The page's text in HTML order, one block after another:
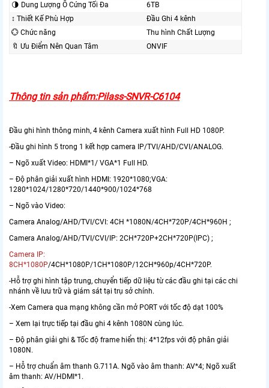
🌗 Dung Lượng Ổ Cứng Tối Đa
6TB
↕️ Thiết Kế Phù Hợp
Đầu Ghi 4 kênh
💮 Chức năng
Thu hình Chất Lượng
🔖 Ưu Điểm Nên Quan Tâm
ONVIF
Thông tin sản phẩm:Pilass-SNVR-C6104
Đầu ghi hình thông minh, 4 kênh Camera xuất hình Full HD 1080P.
-Đầu ghi hình 5 trong 1 kết hợp camera IP/TVI/AHD/CVI/ANALOG.
– Ngõ xuất Video: HDMI*1/ VGA*1 Full HD.
– Độ phân giải xuất hình HDMI: 1920*1080;VGA:
1280*1024/1280*720/1440*900/1024*768
– Ngõ vào Video:
Camera Analog/AHD/TVI/CVI: 4CH *1080N/4CH*720P/4CH*960H ;
Camera Analog/AHD/TVI/CVI/IP: 2CH*720P+2CH*720P(IPC) ;
Camera IP:
8CH*1080P/4CH*1080P/1CH*1080P/12CH*960p/4CH*720P.
-Hỗ trợ ghi hình tập trung, chuyển tiếp dữ liệu từ các đầu ghi tại các chi
nhánh về lưu trữ và giám sát tại trụ sở chính.
-Xem Camera qua mạng không cần mở PORT với tốc độ dạt 100%
– Xem lại trực tiếp tại đầu ghi 4 kênh 1080N cùng lúc.
– Độ phân giải ghi & Tốc độ frame hiển thị: 4*12fps với độ phân giải
1080N.
– Hỗ trợ chuẩn âm thanh G.711A. Ngõ vào âm thanh: AV*4; Ngõ xuất
âm thanh: AV/HDMI*1.